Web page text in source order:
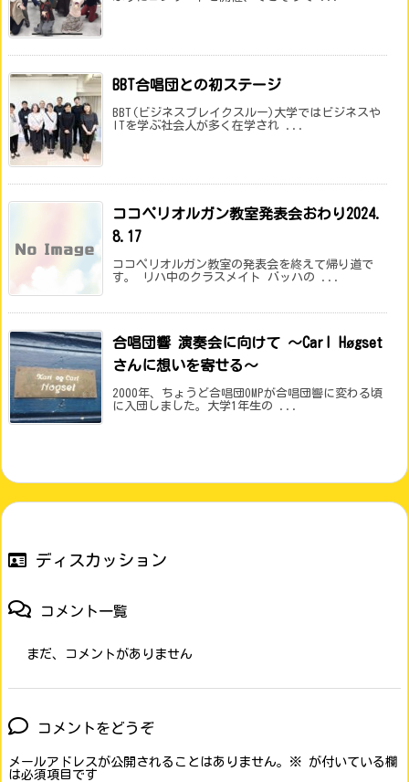
BBT合唱団との初ステージ
BBT(ビジネスブレイクスルー)大学ではビジネスや
ITを学ぶ社会人が多く在学され ...
ココペリオルガン教室発表会おわり2024.
8.17
ココペリオルガン教室の発表会を終えて帰り道で
す。 リハ中のクラスメイト バッハの ...
合唱団響 演奏会に向けて ～Carl Høgset
さんに想いを寄せる～
2000年、ちょうど合唱団OMPが合唱団響に変わる頃
に入団しました。大学1年生の ...
ディスカッション
コメント一覧
まだ、コメントがありません
コメントをどうぞ
メールアドレスが公開されることはありません。 ※ が付いている欄
は必須項目です